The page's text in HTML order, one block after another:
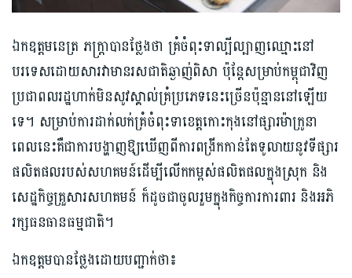
ឯកឧត្តមនេត្រ ភក្រ្តាបានថ្លែងថា គ្រំចំពុះទាល្បីល្បាញឈ្មោះនៅ
បរទេសដោយសារវាមានរសជាតិឆ្ងាញ់ពិសា ប៉ុន្តែសម្រាប់កម្ពុជាវិញ
ប្រជាពលរដ្ឋហាក់មិនសូវស្គាល់គ្រំប្រភេទនេះច្រើនប៉ុន្មាននៅឡើយ
ទេ។ សម្រាប់ការដាក់លក់គ្រំចំពុះទាខេត្តកោះកុងនៅផ្សារម៉ាក្រូនា
ពេលនេះគឺជាការបង្ហាញឱ្យឃើញពីការពង្រីកកាន់តែទូលាយនូវទីផ្សារ
ផលិតផលរបស់សហគមន៍ដើម្បីលើកកម្ពស់ផលិតផលក្នុងស្រុក និង
សេដ្ឋកិច្ចគ្រួសារសហគមន៍ ក៏ដូចជាចូលរួមក្នុងកិច្ចការការពារ និងអភិ
រក្សធនធានធម្មជាតិ។
ឯកឧត្តមបានថ្លែងដោយបញ្ជាក់ថា៖